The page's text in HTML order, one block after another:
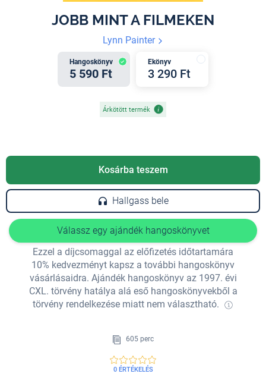
JOBB MINT A FILMEKEN
Lynn Painter
Hangoskönyv
5 590 Ft
Ekönyv
3 290 Ft
Árkötött termék
Kosárba teszem
Hallgass bele
Válassz egy ajándék hangoskönyvet
Ezzel a díjcsomaggal az előfizetés időtartamára
10% kedvezményt kapsz a további hangoskönyv
vásárlásaidra. Ajándék hangoskönyv az 1997. évi
CXL. törvény hatálya alá eső hangoskönyvekből a
törvény rendelkezése miatt nem választható.
605 perc
0 ÉRTÉKELÉS